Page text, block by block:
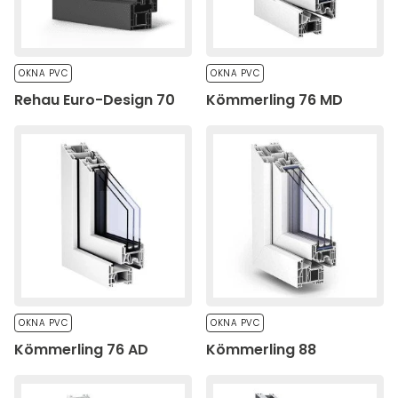
OKNA PVC
Rehau Euro-Design 70
OKNA PVC
Kömmerling 76 MD
OKNA PVC
Kömmerling 76 AD
OKNA PVC
Kömmerling 88